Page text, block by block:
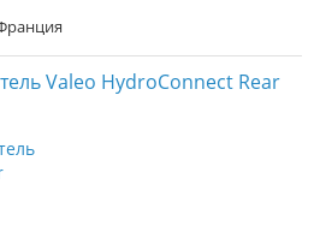
Valeo HydroConnect Rear